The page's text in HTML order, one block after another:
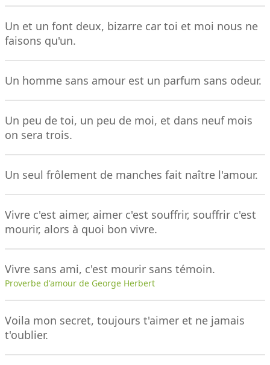
Un et un font deux, bizarre car toi et moi nous ne
faisons qu'un.
Un homme sans amour est un parfum sans odeur.
Un peu de toi, un peu de moi, et dans neuf mois
on sera trois.
Un seul frôlement de manches fait naître l'amour.
Vivre c'est aimer, aimer c'est souffrir, souffrir c'est
mourir, alors à quoi bon vivre.
Vivre sans ami, c'est mourir sans témoin.
Proverbe d'amour de George Herbert
Voila mon secret, toujours t'aimer et ne jamais
t'oublier.